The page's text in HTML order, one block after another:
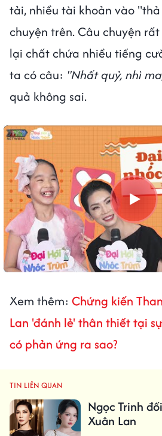
tải, nhiều tài khoản vào
chuyện trên. Câu chuyện
lại chất chứa nhiều tiếng
ta có câu: "Nhất quỷ, nhì
quả không sai.
Xem thêm: Chứng kiến
Lan 'đánh lẻ' thân thiết tại
có phản ứng ra sao?
TIN LIÊN QUAN
Ngọc Trinh
Xuân Lan